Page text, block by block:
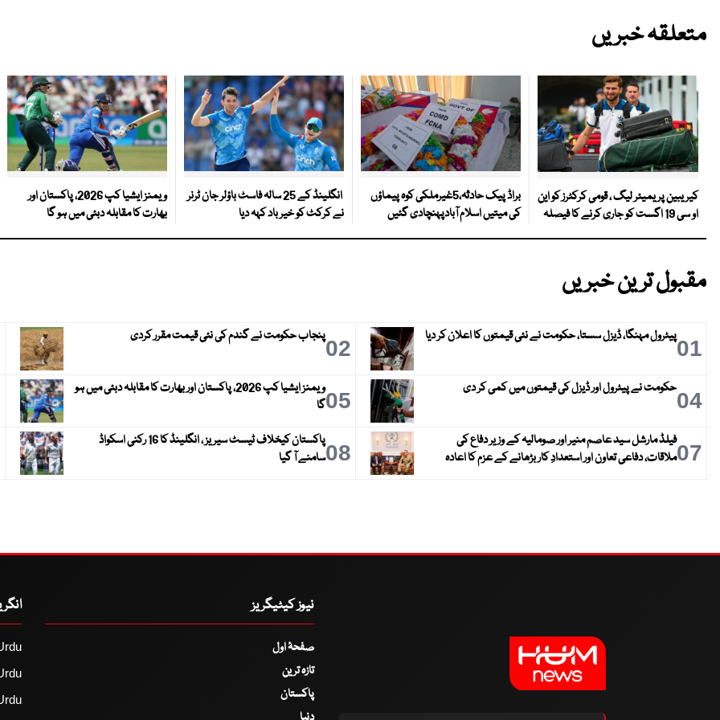
متعلقہ خبریں
کیریبین پریمیئر لیگ ، قومی کرکٹرز کو این
او سی 19 اگست کو جاری کرنے کا فیصلہ
براڈ پیک حادثہ،5غیرملکی کوہ پیماؤں
کی میتیں اسلام آبادپہنچادی گئیں
انگلینڈ کے 25 سالہ فاسٹ باؤلر جان ٹرنر
نے کرکٹ کو خیر باد کہہ دیا
ویمنز ایشیا کپ 2026، پاکستان اور
بھارت کا مقابلہ دبئی میں ہو گا
مقبول ترین خبریں
01پیٹرول مہنگا، ڈیزل سستا، حکومت نے نئی قیمتوں کا اعلان کر دیا 02پنجاب حکومت نے گندم کی نئی قیمت مقرر کردی
04حکومت نے پیٹرول اور ڈیزل کی قیمتوں میں کمی کر دی 05
ویمنز ایشیا کپ 2026، پاکستان اور بھارت کا مقابلہ دبئی میں ہو
گا
07فیلڈ مارشل سید عاصم منیر اور صومالیہ کے وزیر دفاع کی
ملاقات، دفاعی تعاون اور استعدادِ کار بڑھانے کے عزم کا اعادہ
08
پاکستان کیخلاف ٹیسٹ سیریز ، انگلینڈ کا 16 رکنی اسکواڈ
سامنے آ گیا
نیوز کیٹیگریز
صفحۂ اول
تازہ ترین
پاکستان